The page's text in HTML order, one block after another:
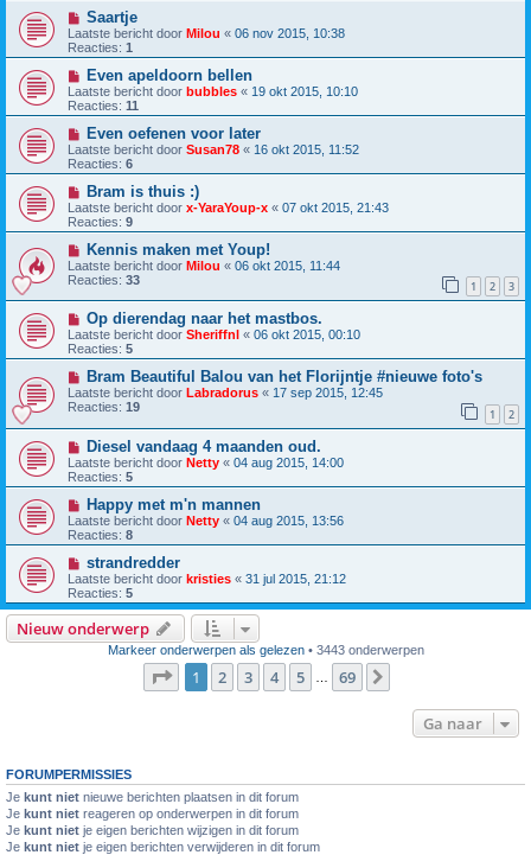
Saartje
Laatste bericht door Milou « 06 nov 2015, 10:38
Reacties: 1
Even apeldoorn bellen
Laatste bericht door bubbles « 19 okt 2015, 10:10
Reacties: 11
Even oefenen voor later
Laatste bericht door Susan78 « 16 okt 2015, 11:52
Reacties: 6
Bram is thuis :)
Laatste bericht door x-YaraYoup-x « 07 okt 2015, 21:43
Reacties: 9
Kennis maken met Youp!
Laatste bericht door Milou « 06 okt 2015, 11:44
Reacties: 33 1 2 3
Op dierendag naar het mastbos.
Laatste bericht door Sheriffnl « 06 okt 2015, 00:10
Reacties: 5
Bram Beautiful Balou van het Florijntje #nieuwe foto's
Laatste bericht door Labradorus « 17 sep 2015, 12:45
Reacties: 19 1 2
Diesel vandaag 4 maanden oud.
Laatste bericht door Netty « 04 aug 2015, 14:00
Reacties: 5
Happy met m'n mannen
Laatste bericht door Netty « 04 aug 2015, 13:56
Reacties: 8
strandredder
Laatste bericht door kristies « 31 jul 2015, 21:12
Reacties: 5
Nieuw onderwerp
Markeer onderwerpen als gelezen• 3443 onderwerpen
Pagina van 69
1 2 3 4 5 69
Ga naar
FORUMPERMISSIES
Je kunt niet nieuwe berichten plaatsen in dit forum
Je kunt niet reageren op onderwerpen in dit forum
Je kunt niet je eigen berichten wijzigen in dit forum
Je kunt niet je eigen berichten verwijderen in dit forum